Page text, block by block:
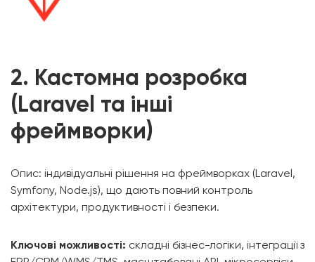
2. Кастомна розробка
(Laravel та інші
фреймворки)
Опис: індивідуальні рішення на фреймворках (Laravel,
Symfony, Node.js), що дають повний контроль
архітектури, продуктивності і безпеки.
Ключові можливості: складні бізнес-логіки, інтеграції з